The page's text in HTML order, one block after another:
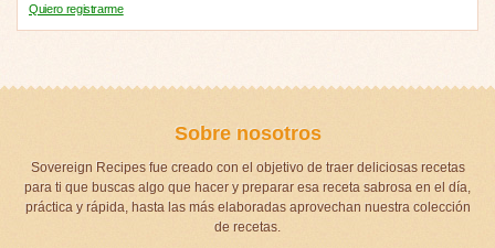
Quiero registrarme
Sobre nosotros
Sovereign Recipes fue creado con el objetivo de traer deliciosas recetas
para ti que buscas algo que hacer y preparar esa receta sabrosa en el día,
práctica y rápida, hasta las más elaboradas aprovechan nuestra colección
de recetas.